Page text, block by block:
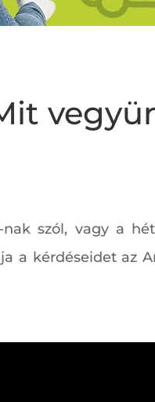
szól, vagy a
a kérdéseidet az